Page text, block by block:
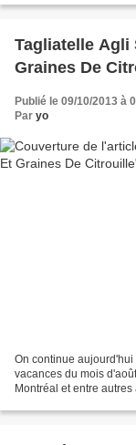
Tagliatelle Agli
Graines De
Publié le 09/10/2013 à
Par yo
On continue
vacances du mois
Montréal et entre